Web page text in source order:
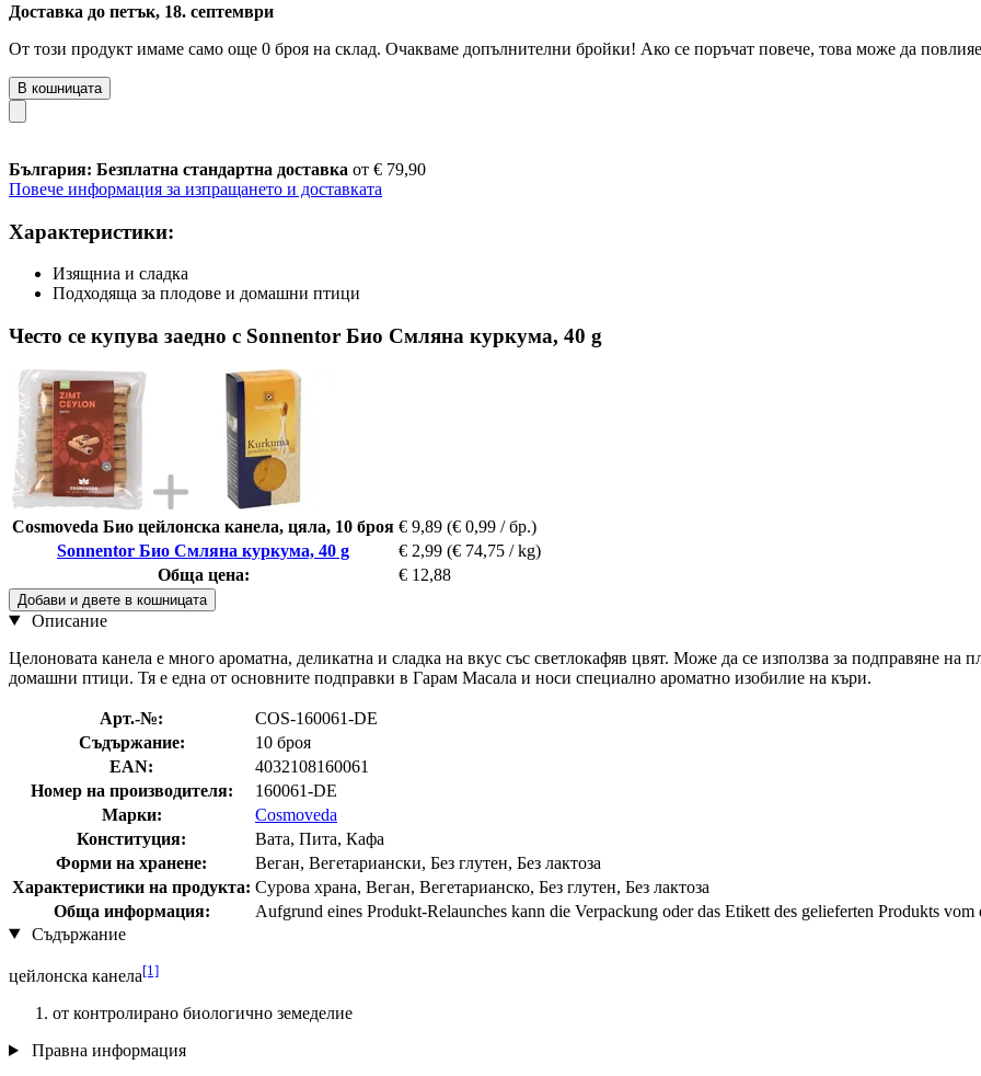
Доставка до петък, 18. септември
От този продукт имаме само още 0 броя на склад. Очакваме допълнителни бройки! Ако се поръчат повече, това може да повлияе
В кошницата
България: Безплатна стандартна доставка от € 79,90
Повече информация за изпращането и доставката
Характеристики:
Изящниа и сладка
Подходяща за плодове и домашни птици
Често се купува заедно с Sonnentor Био Смляна куркума, 40 g
Cosmoveda Био цейлонска канела, цяла, 10 броя € 9,89 (€ 0,99 / бр.)
Sonnentor Био Смляна куркума, 40 g
€ 2,99 (€ 74,75 / kg)
Обща цена:
€ 12,88
Добави и двете в кошницата
Описание
Целоновата канела е много ароматна, деликатна и сладка на вкус със светлокафяв цвят. Може да се използва за подправяне
домашни птици. Тя е една от основните подправки в Гарам Масала и носи специално ароматно изобилие на къри.
Арт.-№:
COS-160061-DE
Съдържание:
10 броя
EAN:
4032108160061
Номер на производителя:
160061-DE
Марки:
Cosmoveda
Конституция:
Вата, Пита, Кафа
Форми на хранене:
Веган, Вегетариански, Без глутен, Без лактоза
Характеристики на продукта: Сурова храна, Веган, Вегетарианско, Без глутен, Без лактоза
Обща информация:
Aufgrund eines Produkt-Relaunches kann die Verpackung oder das Etikett des gelieferten Produkts
Съдържание
цейлонска канела[1]
от контролирано биологично земеделие
Правна информация